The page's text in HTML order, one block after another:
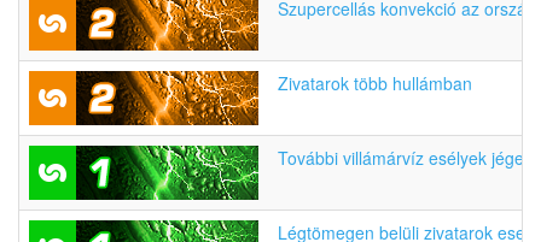
Szupercellás konvekció az
Zivatarok több hullámban
További villámárvíz esélyek
Légtömegen belüli zivatarok